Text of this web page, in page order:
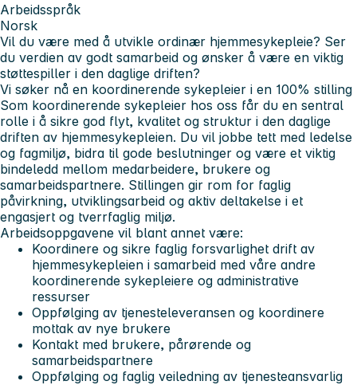
Arbeidsspråk
Norsk
Vil du være med å utvikle ordinær hjemmesykepleie? Ser
du verdien av godt samarbeid og ønsker å være en viktig
støttespiller i den daglige driften?
Vi søker nå en koordinerende sykepleier i en 100% stilling
Som koordinerende sykepleier hos oss får du en sentral
rolle i å sikre god flyt, kvalitet og struktur i den daglige
driften av hjemmesykepleien. Du vil jobbe tett med ledelse
og fagmiljø, bidra til gode beslutninger og være et viktig
bindeledd mellom medarbeidere, brukere og
samarbeidspartnere. Stillingen gir rom for faglig
påvirkning, utviklingsarbeid og aktiv deltakelse i et
engasjert og tverrfaglig miljø.
Arbeidsoppgavene vil blant annet være:
Koordinere og sikre faglig forsvarlighet drift av
hjemmesykepleien i samarbeid med våre andre
koordinerende sykepleiere og administrative
ressurser
Oppfølging av tjenesteleveransen og koordinere
mottak av nye brukere
Kontakt med brukere, pårørende og
samarbeidspartnere
Oppfølging og faglig veiledning av tjenesteansvarlig